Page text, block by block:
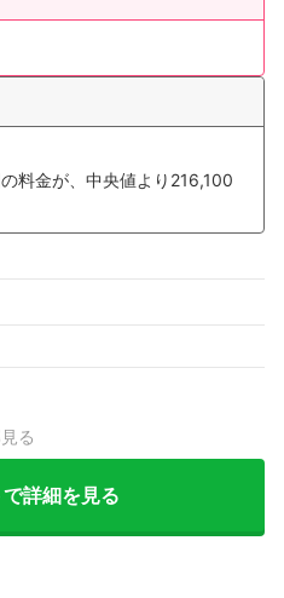
料金が、中央値より216,100
る
詳細を見る